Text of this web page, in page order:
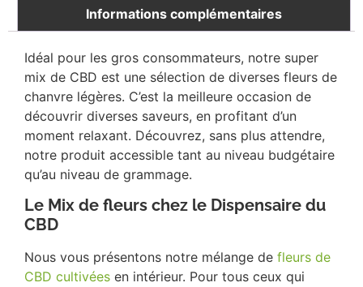
Informations complémentaires
Idéal pour les gros consommateurs, notre super
mix de CBD est une sélection de diverses fleurs de
chanvre légères. C’est la meilleure occasion de
découvrir diverses saveurs, en profitant d’un
moment relaxant. Découvrez, sans plus attendre,
notre produit accessible tant au niveau budgétaire
qu’au niveau de grammage.
Le Mix de fleurs chez le Dispensaire du
CBD
Nous vous présentons notre mélange de fleurs de
CBD cultivées en intérieur. Pour tous ceux qui